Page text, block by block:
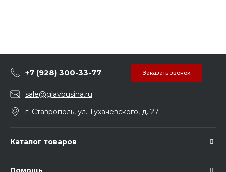
+7 (928) 300-33-77 Заказать звонок
sale@glavbusina.ru
г. Ставрополь, ул. Тухачевского, д. 27
Каталог товаров